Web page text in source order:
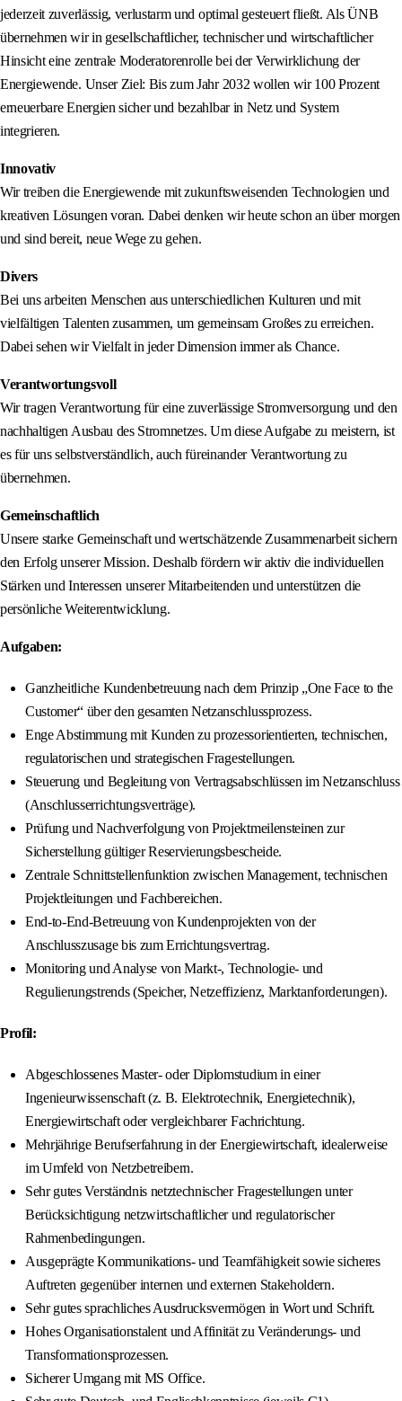
jederzeit zuverlässig, verlustarm und optimal gesteuert fließt. Als ÜNB
übernehmen wir in gesellschaftlicher, technischer und wirtschaftlicher
Hinsicht eine zentrale Moderatorenrolle bei der Verwirklichung der
Energiewende. Unser Ziel: Bis zum Jahr 2032 wollen wir 100 Prozent
erneuerbare Energien sicher und bezahlbar in Netz und System
integrieren.
Innovativ
Wir treiben die Energiewende mit zukunftsweisenden Technologien und
kreativen Lösungen voran. Dabei denken wir heute schon an über morgen
und sind bereit, neue Wege zu gehen.
Divers
Bei uns arbeiten Menschen aus unterschiedlichen Kulturen und mit
vielfältigen Talenten zusammen, um gemeinsam Großes zu erreichen.
Dabei sehen wir Vielfalt in jeder Dimension immer als Chance.
Verantwortungsvoll
Wir tragen Verantwortung für eine zuverlässige Stromversorgung und den
nachhaltigen Ausbau des Stromnetzes. Um diese Aufgabe zu meistern, ist
es für uns selbstverständlich, auch füreinander Verantwortung zu
übernehmen.
Gemeinschaftlich
Unsere starke Gemeinschaft und wertschätzende Zusammenarbeit sichern
den Erfolg unserer Mission. Deshalb fördern wir aktiv die individuellen
Stärken und Interessen unserer Mitarbeitenden und unterstützen die
persönliche Weiterentwicklung.
Aufgaben:
Ganzheitliche Kundenbetreuung nach dem Prinzip „One Face to the
Customer“ über den gesamten Netzanschlussprozess.
Enge Abstimmung mit Kunden zu prozessorientierten, technischen,
regulatorischen und strategischen Fragestellungen.
Steuerung und Begleitung von Vertragsabschlüssen im Netzanschluss
(Anschlusserrichtungsverträge).
Prüfung und Nachverfolgung von Projektmeilensteinen zur
Sicherstellung gültiger Reservierungsbescheide.
Zentrale Schnittstellenfunktion zwischen Management, technischen
Projektleitungen und Fachbereichen.
End-to-End-Betreuung von Kundenprojekten von der
Anschlusszusage bis zum Errichtungsvertrag.
Monitoring und Analyse von Markt-, Technologie- und
Regulierungstrends (Speicher, Netzeffizienz, Marktanforderungen).
Profil:
Abgeschlossenes Master- oder Diplomstudium in einer
Ingenieurwissenschaft (z. B. Elektrotechnik, Energietechnik),
Energiewirtschaft oder vergleichbarer Fachrichtung.
Mehrjährige Berufserfahrung in der Energiewirtschaft, idealerweise
im Umfeld von Netzbetreibern.
Sehr gutes Verständnis netztechnischer Fragestellungen unter
Berücksichtigung netzwirtschaftlicher und regulatorischer
Rahmenbedingungen.
Ausgeprägte Kommunikations- und Teamfähigkeit sowie sicheres
Auftreten gegenüber internen und externen Stakeholdern.
Sehr gutes sprachliches Ausdrucksvermögen in Wort und Schrift.
Hohes Organisationstalent und Affinität zu Veränderungs- und
Transformationsprozessen.
Sicherer Umgang mit MS Office.